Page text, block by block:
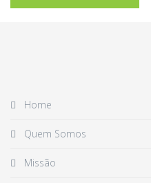
Home
Quem Somos
Missão